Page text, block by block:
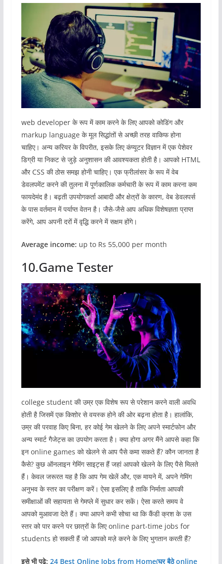
web developer के रूप में काम करने के लिए आपको कोडिंग और
markup language के मूल सिद्धांतों से अच्छी तरह वाकिफ होना
चाहिए। अन्य करियर के विपरीत, इसके लिए कंप्यूटर विज्ञान में एक पेशेवर
डिग्री या निकट से जुड़े अनुशासन की आवश्यकता होती है। आपको HTML
और CSS की ठोस समझ होनी चाहिए। एक फ्रीलांसर के रूप में वेब
डेवलपमेंट करने की तुलना में पूर्णकालिक कर्मचारी के रूप में काम करना कम
फायदेमंद है। बढ़ती उपयोगकर्ता आबादी और क्षेत्रों के कारण, वेब डेवलपर्स
के पास वर्तमान में पर्याप्त वेतन है। जैसे-जैसे आप अधिक विशेषज्ञता प्राप्त
करेंगे, आप अपनी दरों में वृद्धि करने में सक्षम होंगे।
Average income: up to Rs 55,000 per month
10.Game Tester
college student की उम्र एक विशेष रूप से परेशान करने वाली अवधि
होती है जिसमें एक किशोर से वयस्क होने की ओर बढ़ना होता है। हालांकि,
उम्र की परवाह किए बिना, हर कोई गेम खेलने के लिए अपने स्मार्टफोन और
अन्य स्मार्ट गैजेट्स का उपयोग करता है। क्या होगा अगर मैंने आपसे कहा कि
इन online games को खेलने से आप पैसे कमा सकते हैं? कौन जानता है
कैसे? कुछ ऑनलाइन गेमिंग साइट्स हैं जहां आपको खेलने के लिए पैसे मिलते
हैं। केवल जरूरत यह है कि आप गेम खेलें और, एक मायने में, अपने गेमिंग
अनुभव के स्तर का परीक्षण करें। ऐसा इसलिए है ताकि निर्माता आपकी
समीक्षाओं की सहायता से गेमप्ले में सुधार कर सकें। ऐसा करते समय वे
आपको मुआवजा देते हैं। क्या आपने कभी सोचा था कि कैंडी क्रश के उस
स्तर को पार करने पर छात्रों के लिए online part-time jobs for
students हो सकती हैं जो आपको मज़े करने के लिए भुगतान करती हैं?
इसे भी पढे: 24 Best Online Jobs from Home(घर बैठे online